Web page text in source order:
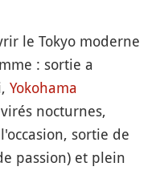
le Tokyo moderne
: sortie a
Yokohama
nocturnes,
sortie de
passion) et plein